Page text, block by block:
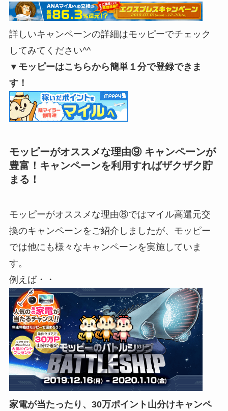
詳しいキャンペーンの詳細はモッピーでチェック
してみてください^^
▼モッピーはこちらから簡単１分で登録できま
す！
モッピーがオススメな理由⑨ キャンペーンが
豊富！キャンペーンを利用すればザクザク貯
まる！
モッピーがオススメな理由⑧ではマイル高還元交
換のキャンペーンをご紹介しましたが、モッピー
では他にも様々なキャンペーンを実施していま
す。
例えば・・
家電が当たったり、30万ポイント山分けキャンペ